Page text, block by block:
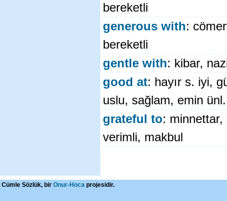
bereketli
generous with:
bereketli
gentle with: kibar,
good at: hayır s. iyi,
uslu, sağlam, emin
grateful to:
verimli, makbul
Cümle Sözlük, bir Onur-Hoca projesidir.